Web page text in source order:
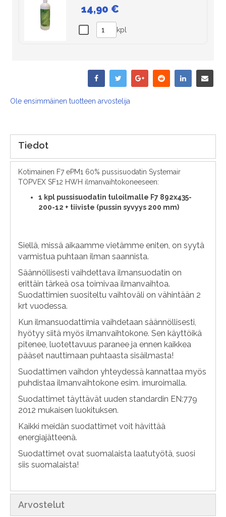
14,90 €
kpl
Ole ensimmäinen tuotteen arvostelija
Tiedot
Kotimainen F7 ePM1 60% pussisuodatin Systemair
TOPVEX SF12 HWH ilmanvaihtokoneeseen:
1 kpl pussisuodatin tuloilmalle F7 892x435-
200-12 + tiiviste (pussin syvyys 200 mm)
Siellä, missä aikaamme vietämme eniten, on syytä
varmistua puhtaan ilman saannista.
Säännöllisesti vaihdettava ilmansuodatin on
erittäin tärkeä osa toimivaa ilmanvaihtoa.
Suodattimien suositeltu vaihtoväli on vähintään 2
krt vuodessa.
Kun ilmansuodattimia vaihdetaan säännöllisesti,
hyötyy siitä myös ilmanvaihtokone. Sen käyttöikä
pitenee, luotettavuus paranee ja ennen kaikkea
pääset nauttimaan puhtaasta sisäilmasta!
Suodattimen vaihdon yhteydessä kannattaa myös
puhdistaa ilmanvaihtokone esim. imuroimalla.
Suodattimet täyttävät uuden standardin EN:779
2012 mukaisen luokituksen.
Kaikki meidän suodattimet voit hävittää
energiajätteenä.
Suodattimet ovat suomalaista laatutyötä, suosi
siis suomalaista!
Arvostelut